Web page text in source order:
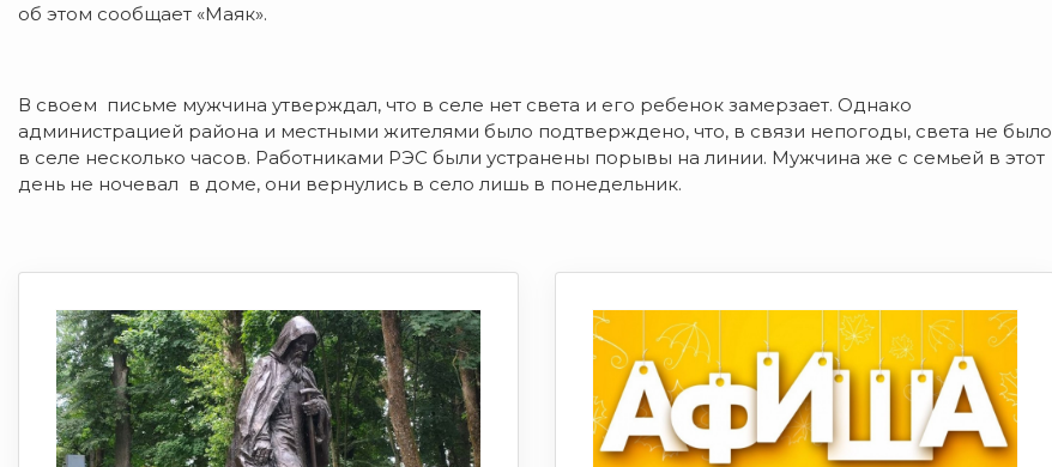
об этом сообщает «Маяк».
В своем письме мужчина утверждал, что в селе нет света и его ребенок замерзает. Однако
администрацией района и местными жителями было подтверждено, что, в связи непогоды, света не было
в селе несколько часов. Работниками РЭС были устранены порывы на линии. Мужчина же с семьей в этот
день не ночевал в доме, они вернулись в село лишь в понедельник.